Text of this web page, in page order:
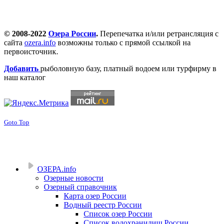
© 2008-2022 Озера России. Перепечатка и/или ретрансляция с
сайта ozera.info возможны только с прямой ссылкой на
первоисточник.
Добавить рыболовную базу, платный водоем или турфирму в
наш каталог
Goto Top
ОЗЕРА.info
Озерные новости
Озерный справочник
Карта озер России
Водный реестр России
Список озер России